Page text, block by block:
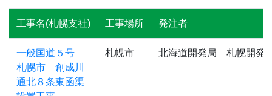
工事名(札幌支社) 工事場所 発注者
一般国道５号
札幌市 創成川
通北８条東函渠
札幌市 北海道開発局 札幌開発